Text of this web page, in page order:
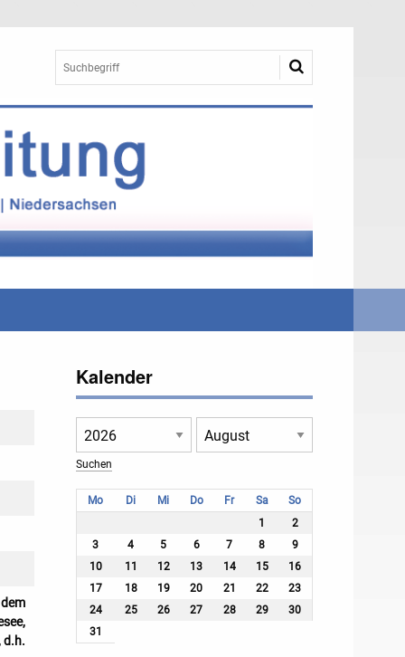
d.h.
Kalender
Mo Di Mi Do Fr Sa
So
1
2
3
4 5 6 7 8
9
10
11 12 13 14 15
16
17
18 19 20 21 22
23
24
25 26 27 28 29
30
31